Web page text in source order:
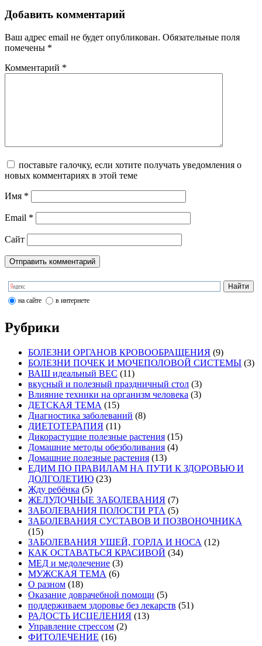
Добавить комментарий
Ваш адрес email не будет опубликован. Обязательные поля
помечены *
Комментарий *
поставьте галочку, если хотите получать уведомления о
новых комментариях в этой теме
Имя *
Email *
Сайт
на сайте в интернете
Рубрики
БОЛЕЗНИ ОРГАНОВ КРОВООБРАЩЕНИЯ (9)
БОЛЕЗНИ ПОЧЕК И МОЧЕПОЛОВОЙ СИСТЕМЫ (3)
ВАШ идеальный ВЕС (11)
вкусный и полезный праздничный стол (3)
Влияние техники на организм человека (3)
ДЕТСКАЯ ТЕМА (15)
Диагностика заболеваний (8)
ДИЕТОТЕРАПИЯ (11)
Дикорастущие полезные растения (15)
Домашние методы обезболивания (4)
Домашние полезные растения (13)
ЕДИМ ПО ПРАВИЛАМ НА ПУТИ К ЗДОРОВЬЮ И
ДОЛГОЛЕТИЮ (23)
Жду ребёнка (5)
ЖЕЛУДОЧНЫЕ ЗАБОЛЕВАНИЯ (7)
ЗАБОЛЕВАНИЯ ПОЛОСТИ РТА (5)
ЗАБОЛЕВАНИЯ СУСТАВОВ И ПОЗВОНОЧНИКА
(15)
ЗАБОЛЕВАНИЯ УШЕЙ, ГОРЛА И НОСА (12)
КАК ОСТАВАТЬСЯ КРАСИВОЙ (34)
МЕД и медолечение (3)
МУЖСКАЯ ТЕМА (6)
О разном (18)
Оказание доврачебной помощи (5)
поддерживаем здоровье без лекарств (51)
РАДОСТЬ ИСЦЕЛЕНИЯ (13)
Управление стрессом (2)
ФИТОЛЕЧЕНИЕ (16)